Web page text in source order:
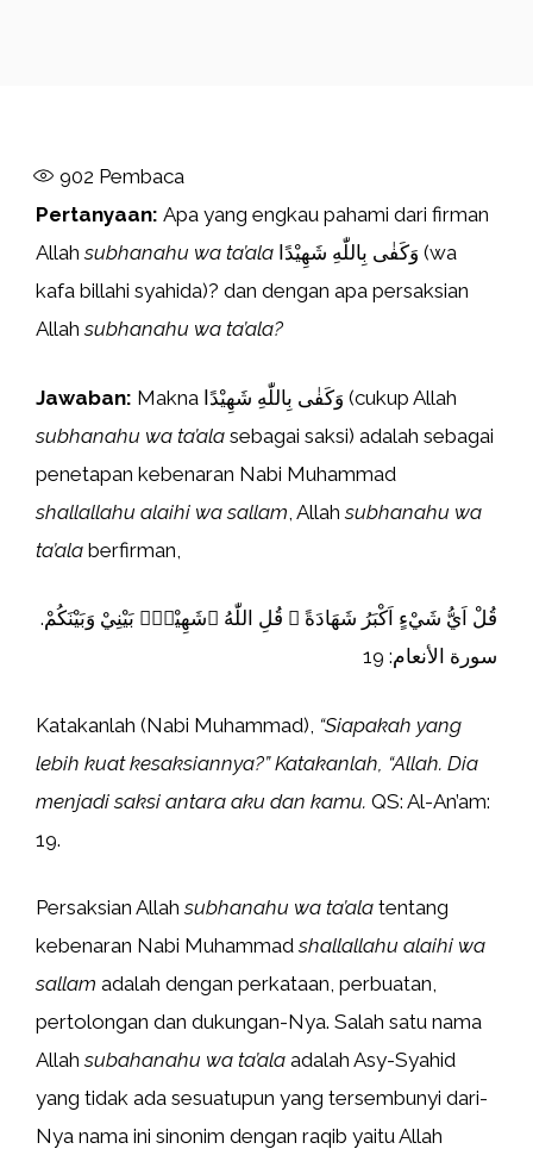
902 Pembaca
Pertanyaan: Apa yang engkau pahami dari firman
Allahsubhanahu wa ta’ala وَكَفٰى بِاللّٰهِ شَهِيْدًا (wa
kafa billahi syahida)? dan dengan apa persaksian
Allahsubhanahu wa ta’ala?
Jawaban:
Makna وَكَفٰى بِاللّٰهِ شَهِيْدًا (cukup Allah
subhanahu wa ta’ala sebagai saksi) adalah sebagai
penetapan kebenaran Nabi Muhammad
shallallahu alaihi wa sallam , Allahsubhanahu wa
ta’ala berfirman,
قُلْ اَيُّ شَيْءٍ اَكْبَرُ شَهَادَةً ۗ قُلِ اللّٰهُ ۗشَهِيْدٌۢ بَيْنِيْ وَبَيْنَكُمْ.
سورة الأنعام: 19
Katakanlah (Nabi Muhammad), “Siapakah yang
lebih kuat kesaksiannya?” Katakanlah, “Allah. Dia
menjadi saksi antara aku dan kamu. QS: Al-An’am:
19.
Persaksian Allahsubhanahu wa ta’ala tentang
kebenaran Nabi Muhammadshallallahu alaihi wa
sallam adalah dengan perkataan, perbuatan,
pertolongan dan dukungan-Nya. Salah satu nama
Allahsubahanahu wa ta’ala adalah Asy-Syahid
yang tidak ada sesuatupun yang tersembunyi dari-
Nya nama ini sinonim dengan raqib yaitu Allah